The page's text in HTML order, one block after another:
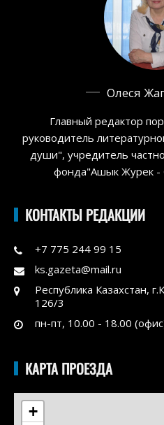
Олеся
Главный редактор
руководитель
души", учредитель
фонда"Ашык Журек -
КОНТАКТЫ РЕДАКЦИИ
+7 775 244 99 15
ks.gazeta@mail.ru
Республика Казахстан,
126/3
пн-пт, 10.00 - 18.00
КАРТА ПРОЕЗДА
+